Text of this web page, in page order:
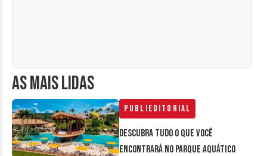
AS MAIS LIDAS
Publieditorial
Descubra tudo o que você
encontrará no parque aquático